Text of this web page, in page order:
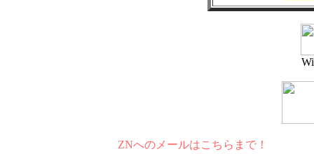
ZNへのメールはこちらまで！